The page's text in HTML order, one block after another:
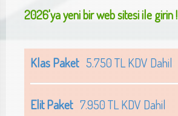
2026'ya yeni bir web sitesi ile girin !
Klas Paket5.750 TL KDV Dahil
Elit Paket7.950 TL KDV Dahil